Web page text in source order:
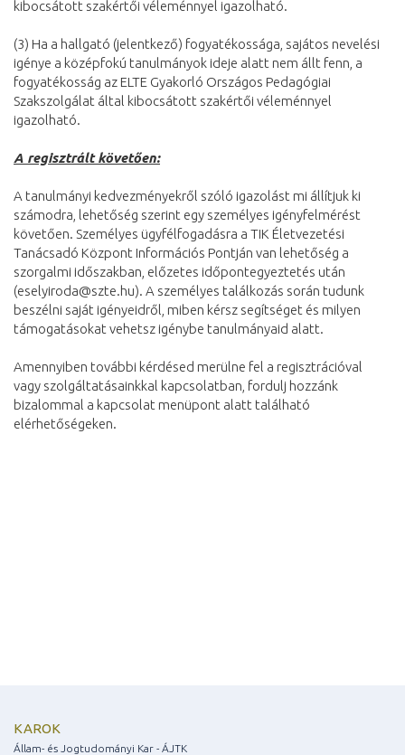
kibocsátott szakértői véleménnyel igazolható.
(3) Ha a hallgató (jelentkező) fogyatékossága, sajátos nevelési
igénye a középfokú tanulmányok ideje alatt nem állt fenn, a
fogyatékosság az ELTE Gyakorló Országos Pedagógiai
Szakszolgálat által kibocsátott szakértői véleménnyel
igazolható.
A regisztrált követően:
A tanulmányi kedvezményekről szóló igazolást mi állítjuk ki
számodra, lehetőség szerint egy személyes igényfelmérést
követően. Személyes ügyfélfogadásra a TIK Életvezetési
Tanácsadó Központ Információs Pontján van lehetőség a
szorgalmi időszakban, előzetes időpontegyeztetés után
(eselyiroda@szte.hu). A személyes találkozás során tudunk
beszélni saját igényeidről, miben kérsz segítséget és milyen
támogatásokat vehetsz igénybe tanulmányaid alatt.
Amennyiben további kérdésed merülne fel a regisztrációval
vagy szolgáltatásainkkal kapcsolatban, fordulj hozzánk
bizalommal a kapcsolat menüpont alatt található
elérhetőségeken.
KAROK
Állam- és Jogtudományi Kar - ÁJTK